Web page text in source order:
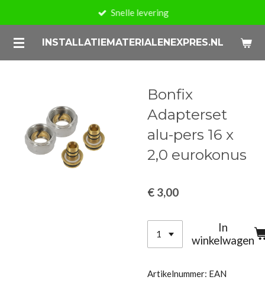
naar
de
INSTALLATIEMATERIALENEXPRES.NL
Snelle levering
Bonfix
Adapterset
alu-pers 16 x
2,0 eurokonus
€ 3,00
In
winkelwagen
Artikelnummer: EAN